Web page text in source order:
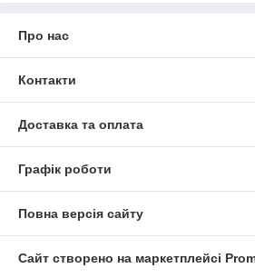
Про нас
Контакти
Доставка та оплата
Графік роботи
Повна версія сайту
Сайт створено на маркетплейсі